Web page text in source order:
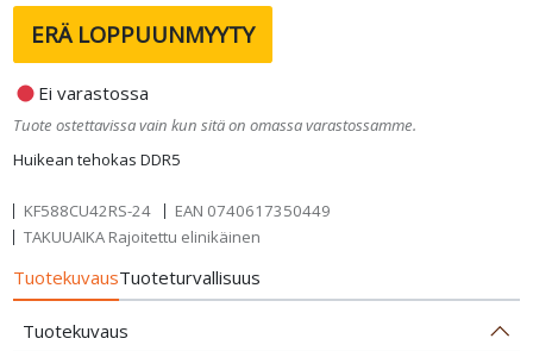
Huikean tehokas DDR5
ERÄ LOPPUUNMYYTY
fiber_manual_record Ei varastossa
Tuote ostettavissa vain kun sitä on omassa varastossamme.
KF588CU42RS-24 EAN 0740617350449
TAKUUAIKA Rajoitettu elinikäinen
TuotekuvausTuoteturvallisuus
Tuotekuvaus